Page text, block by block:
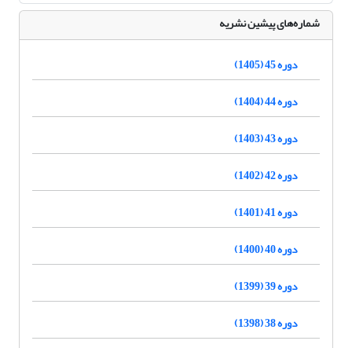
شماره‌های پیشین نشریه
دوره 45 (1405)
دوره 44 (1404)
دوره 43 (1403)
دوره 42 (1402)
دوره 41 (1401)
دوره 40 (1400)
دوره 39 (1399)
دوره 38 (1398)